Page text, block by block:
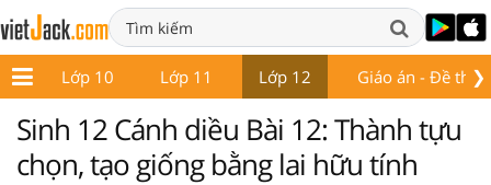
❯
9 Lớp 10 Lớp 11 Lớp 12 Giáo án - Đề thi
Sinh 12 Cánh diều Bài 12: Thành tựu
chọn, tạo giống bằng lai hữu tính